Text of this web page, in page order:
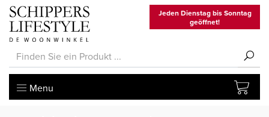
Jeden Dienstag bis Sonntag
geöffnet!
Menu